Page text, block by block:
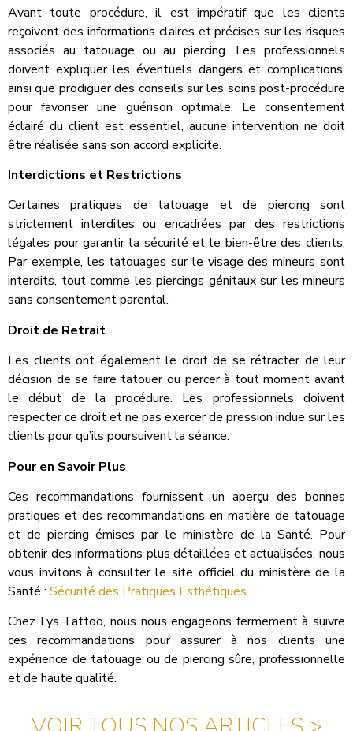
Avant toute procédure, il est impératif que les clients
reçoivent des informations claires et précises sur les risques
associés au tatouage ou au piercing. Les professionnels
doivent expliquer les éventuels dangers et complications,
ainsi que prodiguer des conseils sur les soins post-procédure
pour favoriser une guérison optimale. Le consentement
éclairé du client est essentiel, aucune intervention ne doit
être réalisée sans son accord explicite.
Interdictions et Restrictions
Certaines pratiques de tatouage et de piercing sont
strictement interdites ou encadrées par des restrictions
légales pour garantir la sécurité et le bien-être des clients.
Par exemple, les tatouages sur le visage des mineurs sont
interdits, tout comme les piercings génitaux sur les mineurs
sans consentement parental.
Droit de Retrait
Les clients ont également le droit de se rétracter de leur
décision de se faire tatouer ou percer à tout moment avant
le début de la procédure. Les professionnels doivent
respecter ce droit et ne pas exercer de pression indue sur les
clients pour qu’ils poursuivent la séance.
Pour en Savoir Plus
Ces recommandations fournissent un aperçu des bonnes
pratiques et des recommandations en matière de tatouage
et de piercing émises par le ministère de la Santé. Pour
obtenir des informations plus détaillées et actualisées, nous
vous invitons à consulter le site officiel du ministère de la
Santé : Sécurité des Pratiques Esthétiques.
Chez Lys Tattoo, nous nous engageons fermement à suivre
ces recommandations pour assurer à nos clients une
expérience de tatouage ou de piercing sûre, professionnelle
et de haute qualité.